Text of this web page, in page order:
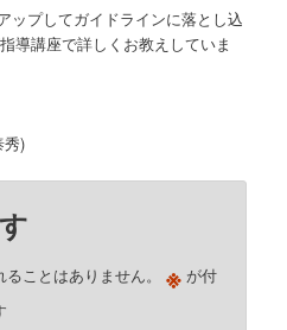
ップしてガイドラインに落とし込
導講座で詳しくお教えしていま
)
ことはありません。 ※ が付